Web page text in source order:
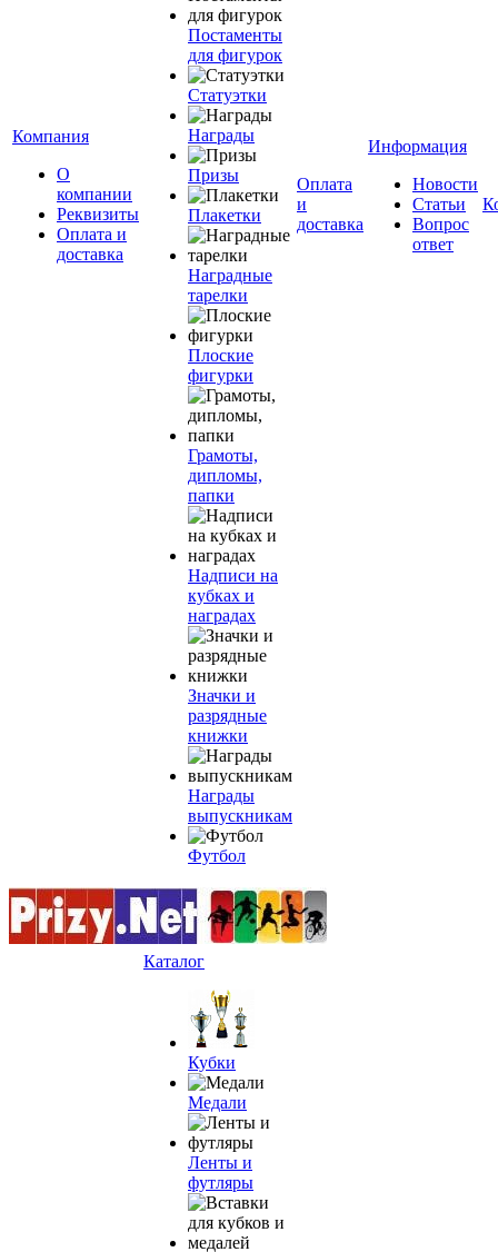
Компания
О
компании
Реквизиты
Оплата и
доставка
Постаменты
для фигурок
Статуэтки
Награды
Призы
Плакетки
Наградные
тарелки
Плоские
фигурки
Грамоты,
дипломы,
папки
Надписи на
кубках и
наградах
Значки и
разрядные
книжки
Награды
выпускникам
Футбол
Оплата
и
доставка
Информация
Новости
Статьи
Вопрос
ответ
Каталог
Кубки
Медали
Ленты и
футляры